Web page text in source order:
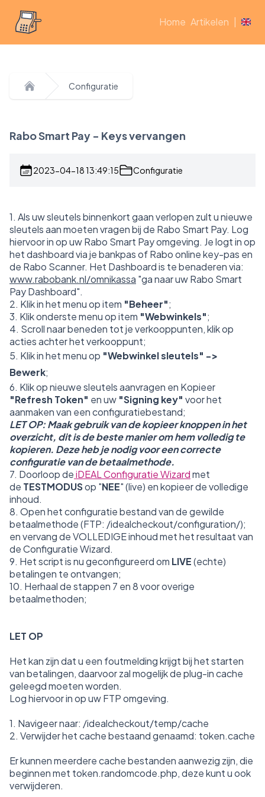
Home Artikelen
Home
Configuratie
Rabo Smart Pay - Keys vervangen
2023-04-18 13:49:15 Configuratie
1. Als uw sleutels binnenkort gaan verlopen zult u nieuwe
sleutels aan moeten vragen bij de Rabo Smart Pay. Log
hiervoor in op uw Rabo Smart Pay omgeving. Je logt in op
het dashboard via je bankpas of Rabo online key-pas en
de Rabo Scanner. Het Dashboard is te benaderen via:
www.rabobank.nl/omnikassa "ga naar uw Rabo Smart
Pay Dashboard".
2. Klik in het menu op item "Beheer";
3. Klik onderste menu op item "Webwinkels";
4. Scroll naar beneden tot je verkooppunten, klik op
acties achter het verkooppunt;
5. Klik in het menu op "Webwinkel sleutels" ->
Bewerk;
6. Klik op nieuwe sleutels aanvragen en Kopieer
"Refresh Token" en uw "Signing key" voor het
aanmaken van een configuratiebestand;
LET OP:Maak gebruik van de kopieer knoppen in het
overzicht, dit is de beste manier om hem volledig te
kopieren. Deze heb je nodig voor een correcte
configuratie van de betaalmethode.
7. Doorloop deiDEAL Configuratie Wizardmet
de TESTMODUSop "NEE" (live) en kopieer de volledige
inhoud.
8. Open het configuratie bestand van de gewilde
betaalmethode (FTP: /idealcheckout/configuration/);
en vervang de VOLLEDIGE inhoud met het resultaat van
de Configuratie Wizard.
9. Het script is nu geconfigureerd om LIVE(echte)
betalingen te ontvangen;
10. Herhaal de stappen 7 en 8 voor overige
betaalmethoden;
LET OP
Het kan zijn dat u een foutmelding krijgt bij het starten
van betalingen, daarvoor zal mogelijk de plug-in cache
geleegd moeten worden.
Log hiervoor in op uw FTP omgeving.
1. Navigeer naar: /idealcheckout/temp/cache
2. Verwijder het cache bestaand genaamd: token.cache
Er kunnen meerdere cache bestanden aanwezig zijn, die
beginnen met token.randomcode.php, deze kunt u ook
verwijderen.